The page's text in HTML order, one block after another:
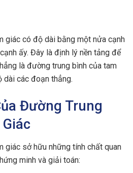
giác có độ dài bằng một nửa cạnh
ấy. Đây là định lý nền tảng để
là đường trung bình của tam
dài các đoạn thẳng.
Đường Trung
giác sở hữu những tính chất quan
minh và giải toán: